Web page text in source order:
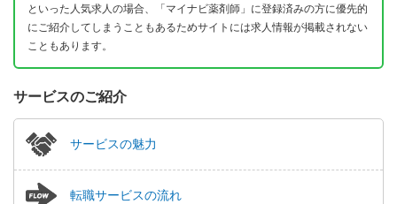
といった人気求人の場合、「マイナビ薬剤師」に登録済みの方に優先的
にご紹介してしまうこともあるためサイトには求人情報が掲載されない
こともあります。
サービスのご紹介
サービスの魅力
転職サービスの流れ